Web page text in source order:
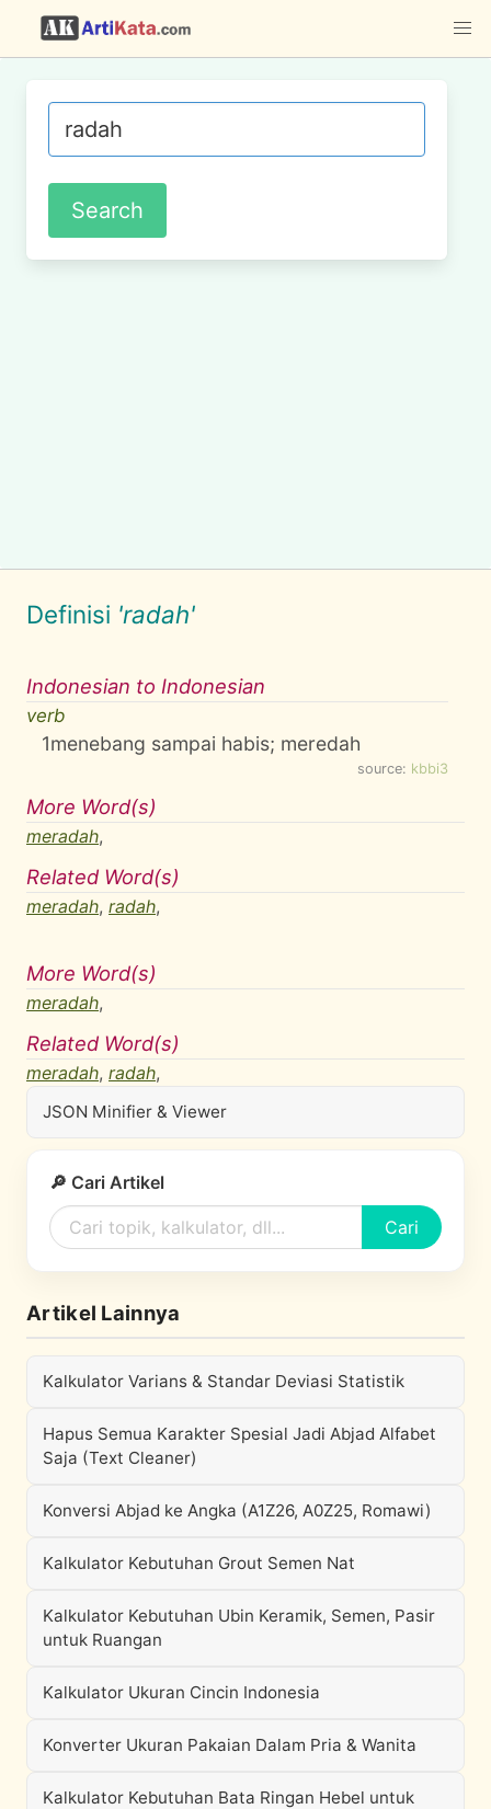
Definisi 'radah'
Indonesian to Indonesian
verb
1menebang sampai habis; meredah
source: kbbi3
More Word(s)
meradah,
Related Word(s)
meradah, radah,
More Word(s)
meradah,
Related Word(s)
meradah, radah,
JSON Minifier & Viewer
🔎 Cari Artikel
Cari
Artikel Lainnya
Kalkulator Varians & Standar Deviasi Statistik
Hapus Semua Karakter Spesial Jadi Abjad Alfabet
Saja (Text Cleaner)
Konversi Abjad ke Angka (A1Z26, A0Z25, Romawi)
Kalkulator Kebutuhan Grout Semen Nat
Kalkulator Kebutuhan Ubin Keramik, Semen, Pasir
untuk Ruangan
Kalkulator Ukuran Cincin Indonesia
Konverter Ukuran Pakaian Dalam Pria & Wanita
Kalkulator Kebutuhan Bata Ringan Hebel untuk